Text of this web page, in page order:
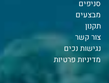
סניפים
מבצעים
תקנון
צור קשר
נגישות נכים
מדיניות פרטיות